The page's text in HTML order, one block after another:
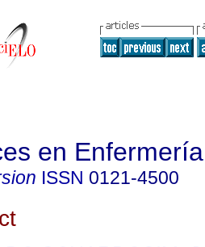
en Enfermería
ISSN 0121-4500